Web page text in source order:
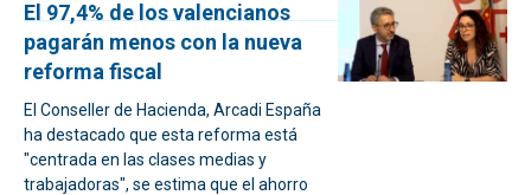
El 97,4% de los valencianos
pagarán menos con la nueva
reforma fiscal
El Conseller de Hacienda, Arcadi España
ha destacado que esta reforma está
"centrada en las clases medias y
trabajadoras", se estima que el ahorro